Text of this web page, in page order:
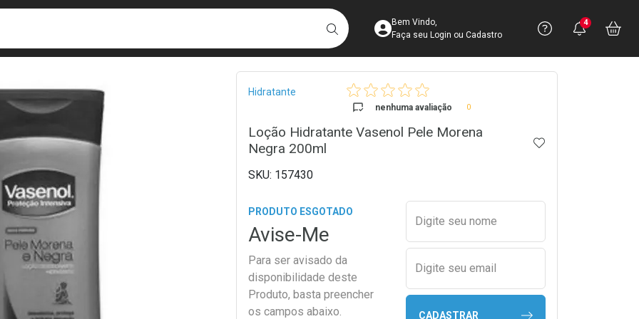
BUSCARAcesse sua Conta
Bem Vindo,
Faça seu Login ou Cadastro
Precisa
Ver Recursos
Você
4
Breadcrumb
Hidratante
nenhuma avaliação 0
Loção Hidratante Vasenol Pele Morena
Negra 200ml
ADICIONAR AOS
157430
PRODUTO ESGOTADO
Avise-Me
Para ser avisado da
disponibilidade deste
Produto, basta preencher
os campos abaixo.
Preencher nome e email
Digite seu nome
Digite seu email
CADASTRAR